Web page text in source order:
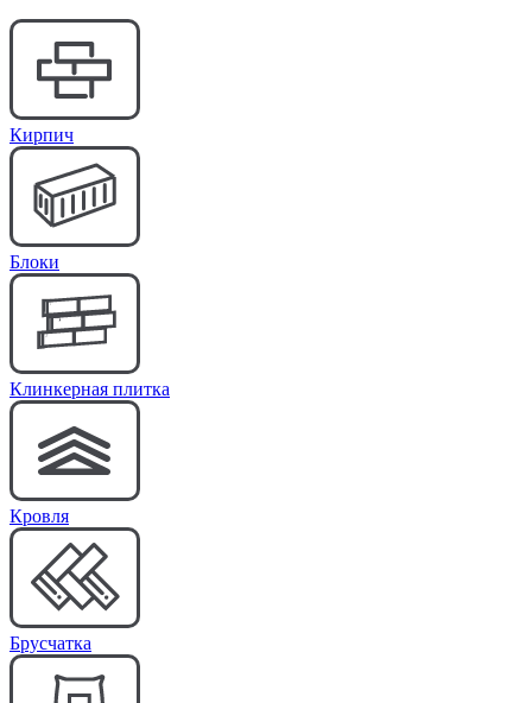
Кирпич
Блоки
Клинкерная плитка
Кровля
Брусчатка